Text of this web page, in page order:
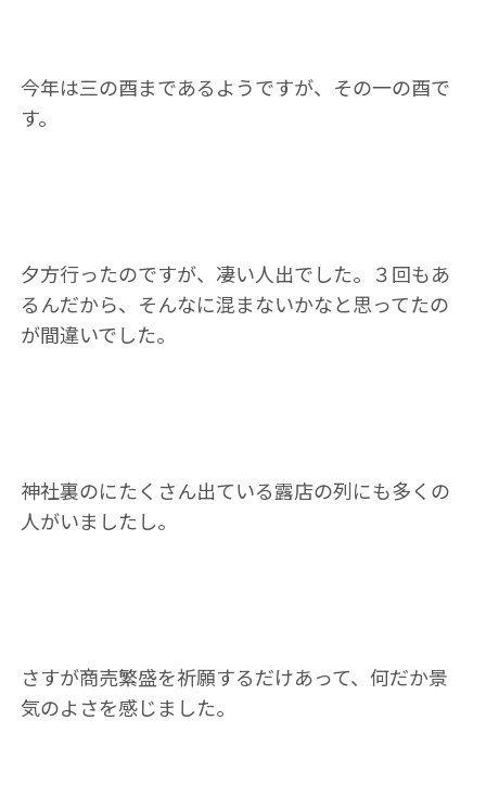
今年は三の酉まであるようですが、その一の酉で
す。
夕方行ったのですが、凄い人出でした。３回もあ
るんだから、そんなに混まないかなと思ってたの
が間違いでした。
神社裏のにたくさん出ている露店の列にも多くの
人がいましたし。
さすが商売繁盛を祈願するだけあって、何だか景
気のよさを感じました。